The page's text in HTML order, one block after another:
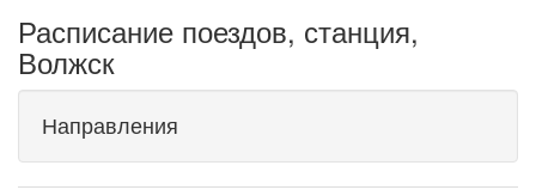
Расписание поездов, станция,
Волжск
Направления